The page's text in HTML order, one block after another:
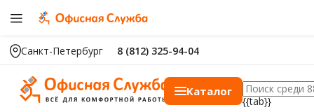
Санкт-Петербург 8 (812) 325-94-04
Каталог
{{tab}}